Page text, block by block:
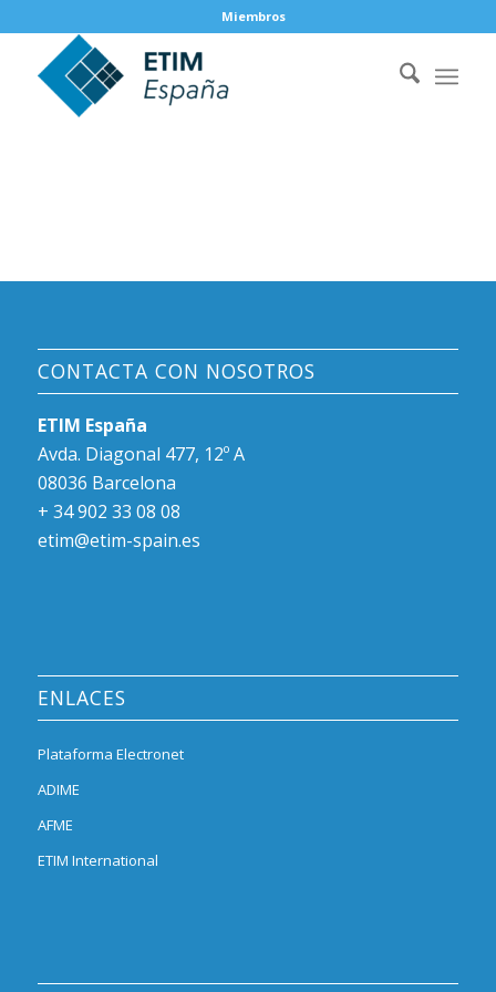
Miembros
CONTACTA CON NOSOTROS
ETIM España
Avda. Diagonal 477, 12º A
08036 Barcelona
+ 34 902 33 08 08
etim@etim-spain.es
ENLACES
Plataforma Electronet
ADIME
AFME
ETIM International